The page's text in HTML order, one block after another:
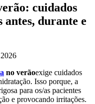
cuidados
antes, durante e
no verãoexige cuidados
Isso porque, a
para os/as pacientes
e provocando irritações.